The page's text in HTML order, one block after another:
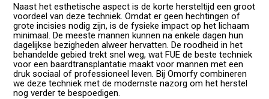
Naast het esthetische aspect is de korte hersteltijd een groot
voordeel van deze techniek. Omdat er geen hechtingen of
grote incisies nodig zijn, is de fysieke impact op het lichaam
minimaal. De meeste mannen kunnen na enkele dagen hun
dagelijkse bezigheden alweer hervatten. De roodheid in het
behandelde gebied trekt snel weg, wat FUE de beste techniek
voor een baardtransplantatie maakt voor mannen met een
druk sociaal of professioneel leven. Bij Omorfy combineren
we deze techniek met de modernste nazorg om het herstel
nog verder te bespoedigen.